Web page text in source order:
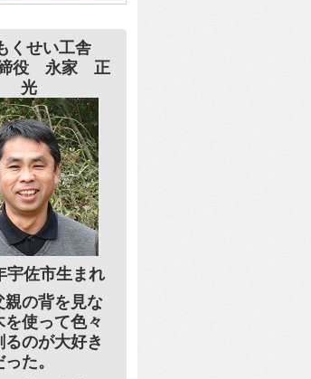
くせい工舎
締役 永家 正
光
宇佐市生まれ
親の背を見な
を使って色々
るのが大好き
た。